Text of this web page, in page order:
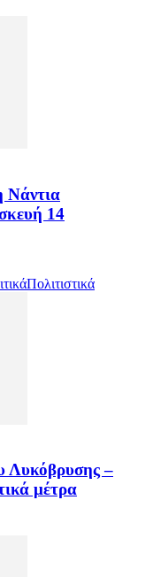
Νάντια
14
Πολιτιστικά
Λυκόβρυσης –
μέτρα